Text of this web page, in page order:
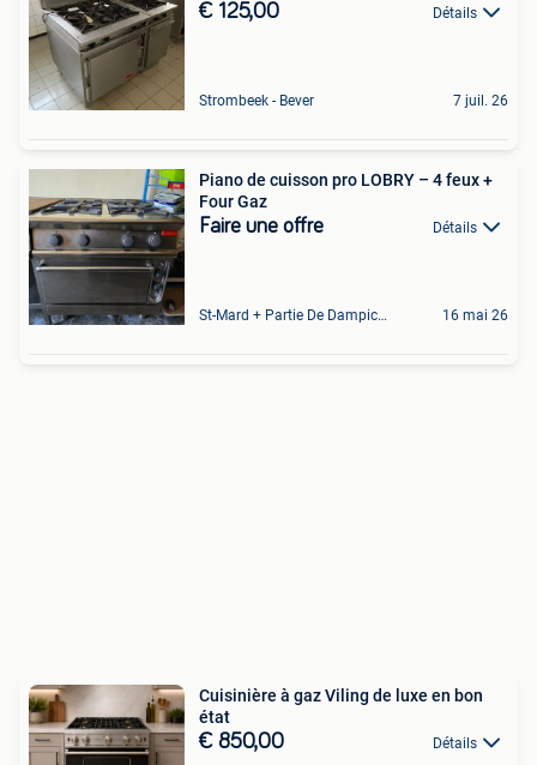
€ 125,00 Détails
Strombeek - Bever 7 juil. 26
Piano de cuisson pro LOBRY – 4 feux +
Four Gaz
Faire une offre Détails
St-Mard + Partie De Dampicourt 16 mai 26
Cuisinière à gaz Viling de luxe en bon
état
€ 850,00 Détails